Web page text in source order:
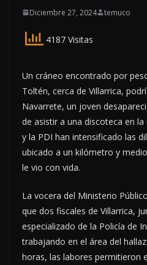
Diciembre 27, 2024 temuco
4187 Visitas
Un cráneo encontrado por
Toltén, cerca de Villarrica,
Navarrete, un joven
de asistir a una discoteca en la
y la PDI han intensificado las
ubicado a un kilómetro y
le vio con vida.
La vocera del Ministerio
que dos fiscales de Villarrica,
especializado de la Policía de
trabajando en el área del
horas, las labores permitieron